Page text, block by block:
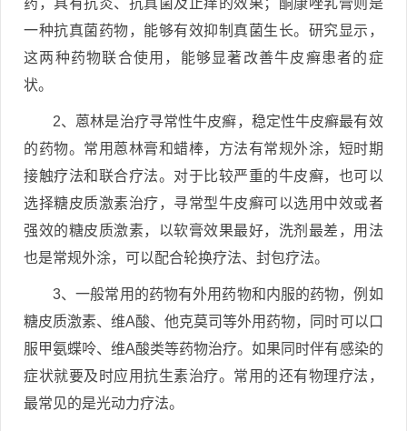
一种抗真菌药物，能够有效抑制真菌生长。研究显示，
这两种药物联合使用，能够显著改善牛皮癣患者的症
状。
2、蒽林是治疗寻常性牛皮癣，稳定性牛皮癣最有效
的药物。常用蒽林膏和蜡棒，方法有常规外涂，短时期
接触疗法和联合疗法。对于比较严重的牛皮癣，也可以
选择糖皮质激素治疗，寻常型牛皮癣可以选用中效或者
强效的糖皮质激素，以软膏效果最好，洗剂最差，用法
也是常规外涂，可以配合轮换疗法、封包疗法。
3、一般常用的药物有外用药物和内服的药物，例如
糖皮质激素、维A酸、他克莫司等外用药物，同时可以口
服甲氨蝶呤、维A酸类等药物治疗。如果同时伴有感染的
症状就要及时应用抗生素治疗。常用的还有物理疗法，
最常见的是光动力疗法。